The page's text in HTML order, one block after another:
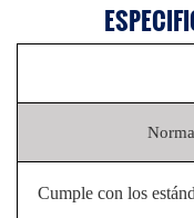
Cumple con los